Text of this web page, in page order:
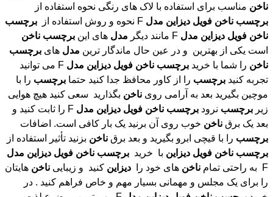
ناخن مناسب برای استفاده با لاک های رنگی نحوه استفاده از
برچسب ناخن فویل دیزاین مدل
برچسب
ناخن فویل دیزاین مدل مدل های این برچسب ناخن
است یکی از بهترین و در عین حال ماندگار ترین مدل های برچسب
ناخن را شما با خرید برچسب ناخن فویل دیزاین مدل
F می توانید
تجربه کنید برچسب را از کاور محافظ جدا کنید حتما برچسب را با
موچین بگیرید بعد به آرامی روی ناخن بگذارید سعی کنید هیچ هوایی
زیر برچسب نرود برچسب ناخن فویل دیزاین مدل
F را ثابت کنید و
بعد یک برق ناخن خوب روی آن برنید یک بار کافی است. اضافات
برچسب را با قیچی ابرو بگیرید و بعد برق ناخن بزنید تأثیر استفاده از
برچسب ناخن فویل دیزاین با خرید برچسب ناخن فویل دیزاین مدل
F به راحتی تمام
ناخن های خود را دیزاین کنید و زیبایی ناخن هایتان
را برای یک مجلس و مهمانی بسیار مهم و خاص فراهم کنید . در